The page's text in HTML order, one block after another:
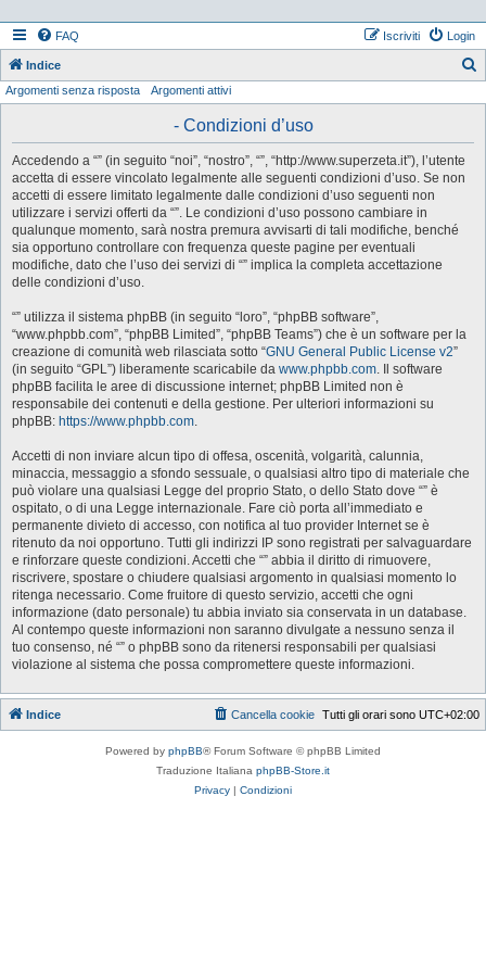
FAQ Login
Iscriviti
Indice
Argomenti senza risposta Argomenti attivi
- Condizioni d’uso
Accedendo a “” (in seguito “noi”, “nostro”, “”, “http://www.superzeta.it”), l’utente
accetta di essere vincolato legalmente alle seguenti condizioni d’uso. Se non
accetti di essere limitato legalmente dalle condizioni d’uso seguenti non
utilizzare i servizi offerti da “”. Le condizioni d’uso possono cambiare in
qualunque momento, sarà nostra premura avvisarti di tali modifiche, benché
sia opportuno controllare con frequenza queste pagine per eventuali
modifiche, dato che l’uso dei servizi di “” implica la completa accettazione
delle condizioni d’uso.
“” utilizza il sistema phpBB (in seguito “loro”, “phpBB software”,
“www.phpbb.com”, “phpBB Limited”, “phpBB Teams”) che è un software per la
creazione di comunità web rilasciata sotto “GNU General Public License v2”
(in seguito “GPL”) liberamente scaricabile da www.phpbb.com. Il software
phpBB facilita le aree di discussione internet; phpBB Limited non è
responsabile dei contenuti e della gestione. Per ulteriori informazioni su
phpBB: https://www.phpbb.com.
Accetti di non inviare alcun tipo di offesa, oscenità, volgarità, calunnia,
minaccia, messaggio a sfondo sessuale, o qualsiasi altro tipo di materiale che
può violare una qualsiasi Legge del proprio Stato, o dello Stato dove “” è
ospitato, o di una Legge internazionale. Fare ciò porta all’immediato e
permanente divieto di accesso, con notifica al tuo provider Internet se è
ritenuto da noi opportuno. Tutti gli indirizzi IP sono registrati per salvaguardare
e rinforzare queste condizioni. Accetti che “” abbia il diritto di rimuovere,
riscrivere, spostare o chiudere qualsiasi argomento in qualsiasi momento lo
ritenga necessario. Come fruitore di questo servizio, accetti che ogni
informazione (dato personale) tu abbia inviato sia conservata in un database.
Al contempo queste informazioni non saranno divulgate a nessuno senza il
tuo consenso, né “” o phpBB sono da ritenersi responsabili per qualsiasi
violazione al sistema che possa compromettere queste informazioni.
Indice Tutti gli orari sono UTC+02:00
Cancella cookie
Powered by phpBB® Forum Software © phpBB Limited
Traduzione Italiana phpBB-Store.it
Privacy | Condizioni